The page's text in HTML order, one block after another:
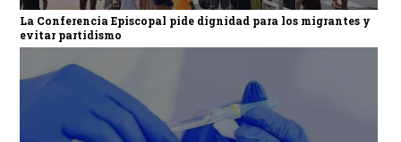
La Conferencia Episcopal pide dignidad para los migrantes y
evitar partidismo